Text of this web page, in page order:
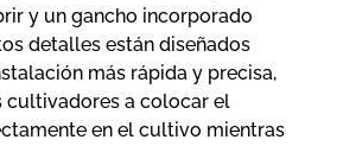
y un gancho incorporado
detalles están diseñados
más rápida y precisa,
cultivadores a colocar el
en el cultivo mientras